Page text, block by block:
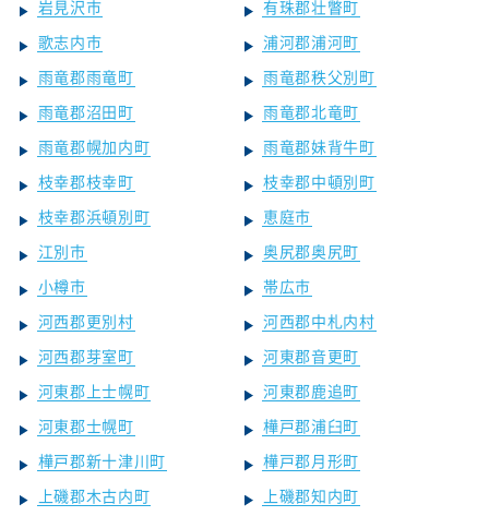
岩見沢市
有珠郡壮瞥町
歌志内市
浦河郡浦河町
雨竜郡雨竜町
雨竜郡秩父別町
雨竜郡沼田町
雨竜郡北竜町
雨竜郡幌加内町
雨竜郡妹背牛町
枝幸郡枝幸町
枝幸郡中頓別町
枝幸郡浜頓別町
恵庭市
江別市
奥尻郡奥尻町
小樽市
帯広市
河西郡更別村
河西郡中札内村
河西郡芽室町
河東郡音更町
河東郡上士幌町
河東郡鹿追町
河東郡士幌町
樺戸郡浦臼町
樺戸郡新十津川町
樺戸郡月形町
上磯郡木古内町
上磯郡知内町